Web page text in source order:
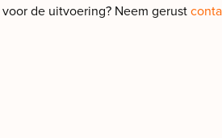
de uitvoering? Neem gerust